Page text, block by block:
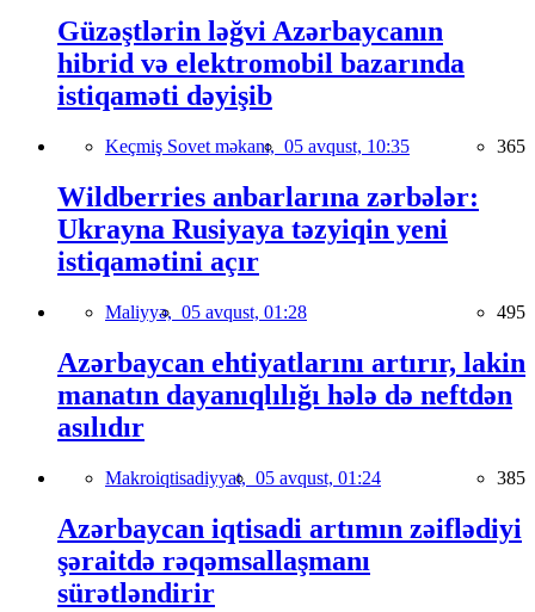
Güzəştlərin ləğvi Azərbaycanın
hibrid və elektromobil bazarında
istiqaməti dəyişib
Keçmiş Sovet məkanı, 05 avqust, 10:35 365
Wildberries anbarlarına zərbələr:
Ukrayna Rusiyaya təzyiqin yeni
istiqamətini açır
Maliyyə, 05 avqust, 01:28 495
Azərbaycan ehtiyatlarını artırır, lakin
manatın dayanıqlılığı hələ də neftdən
asılıdır
Makroiqtisadiyyat, 05 avqust, 01:24 385
Azərbaycan iqtisadi artımın zəiflədiyi
şəraitdə rəqəmsallaşmanı
sürətləndirir